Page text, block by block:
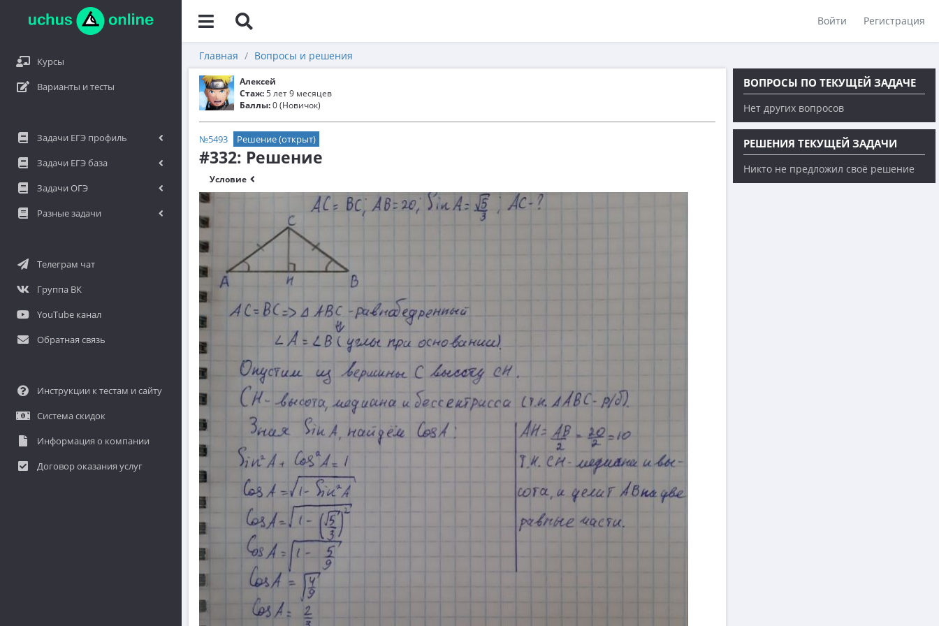
Войти Регистрация
Курсы
Варианты и тесты
Задачи ЕГЭ профиль
Задачи ЕГЭ база
Задачи ОГЭ
Разные задачи
Телеграм чат
Группа ВК
YouTube канал
Обратная связь
Инструкции к тестам и сайту
Система скидок
Информация о компании
Договор оказания услуг
Главная Вопросы и решения
Алексей
Стаж:5 лет 9 месяцев
Баллы:0 (Новичок)
№5493 Решение (открыт)
#332: Решение
Условие
ВОПРОСЫ ПО ТЕКУЩЕЙ ЗАДАЧЕ
Нет других вопросов
РЕШЕНИЯ ТЕКУЩЕЙ ЗАДАЧИ
Никто не предложил своё решение